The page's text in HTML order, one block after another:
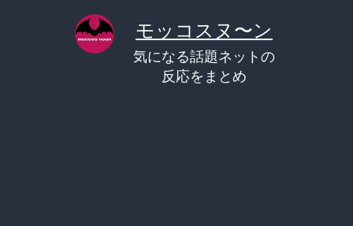
モッコスヌ〜ン
気になる話題ネットの
反応をまとめ